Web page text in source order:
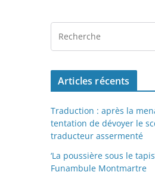
Articles récents
Traduction : après la
tentation de dévoyer le
traducteur assermenté
‘La poussière sous le
Funambule Montmartre